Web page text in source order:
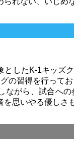
したK-1キッズ
の習得を行ってお
ながら、試合へ
思いやる優しさ